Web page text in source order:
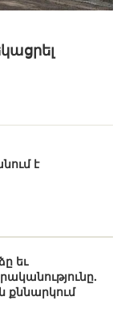
է
եւ
քննարկում